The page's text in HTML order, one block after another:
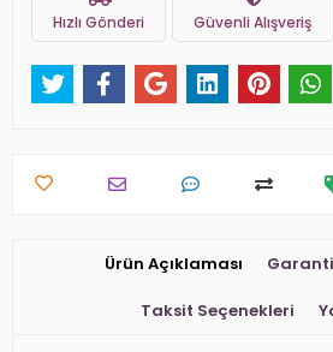
Hızlı Gönderi Güvenli Alışveriş
Ürün Açıklaması
Taksit Seçenekleri